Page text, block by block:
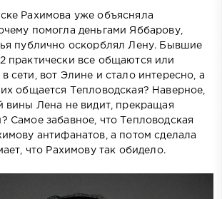
Рахимова уже объясняла
помогла деньгами Яббарову,
публично оскорблял Лену. Бывшие
практически все общаются или
сети, вот Элине и стало интересно, а
общается Тепловодская? Наверное,
вины Лена не видит, прекращая
Самое забавное, что Тепловодская
антифанатов, а потом сделала
что Рахимову так обидело.